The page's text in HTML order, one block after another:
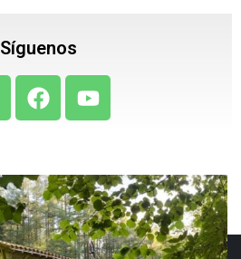
Síguenos